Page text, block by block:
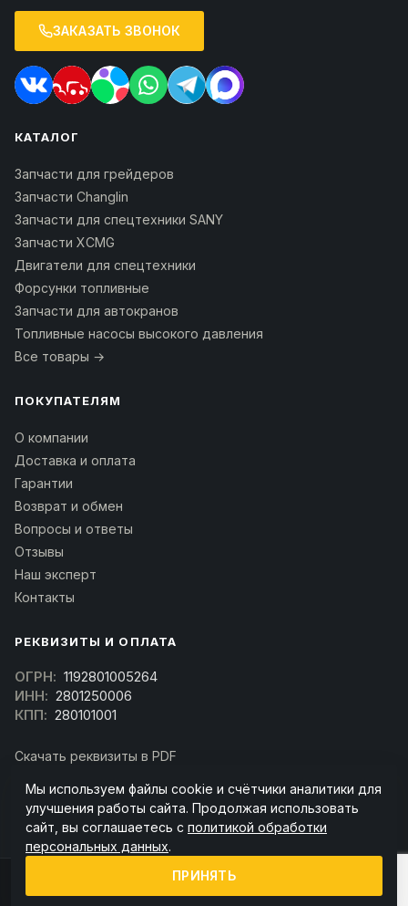
ЗАКАЗАТЬ ЗВОНОК
КАТАЛОГ
Запчасти для грейдеров
Запчасти Changlin
Запчасти для спецтехники SANY
Запчасти XCMG
Двигатели для спецтехники
Форсунки топливные
Запчасти для автокранов
Топливные насосы высокого давления
Все товары →
ПОКУПАТЕЛЯМ
О компании
Доставка и оплата
Гарантии
Возврат и обмен
Вопросы и ответы
Отзывы
Наш эксперт
Контакты
РЕКВИЗИТЫ И ОПЛАТА
ОГРН: 1192801005264
ИНН: 2801250006
КПП: 280101001
Скачать реквизиты в PDF
(Скачать договор)
Мы используем файлы cookie и счётчики аналитики для
улучшения работы сайта. Продолжая использовать
сайт, вы соглашаетесь с политикой обработки
персональных данных.
ПРИНЯТЬ